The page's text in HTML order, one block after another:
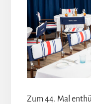
Zum 44. Mal